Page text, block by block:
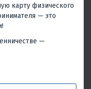
₽3 710 ₽ -28%
В 1 КЛИК
карту физического
— это
—